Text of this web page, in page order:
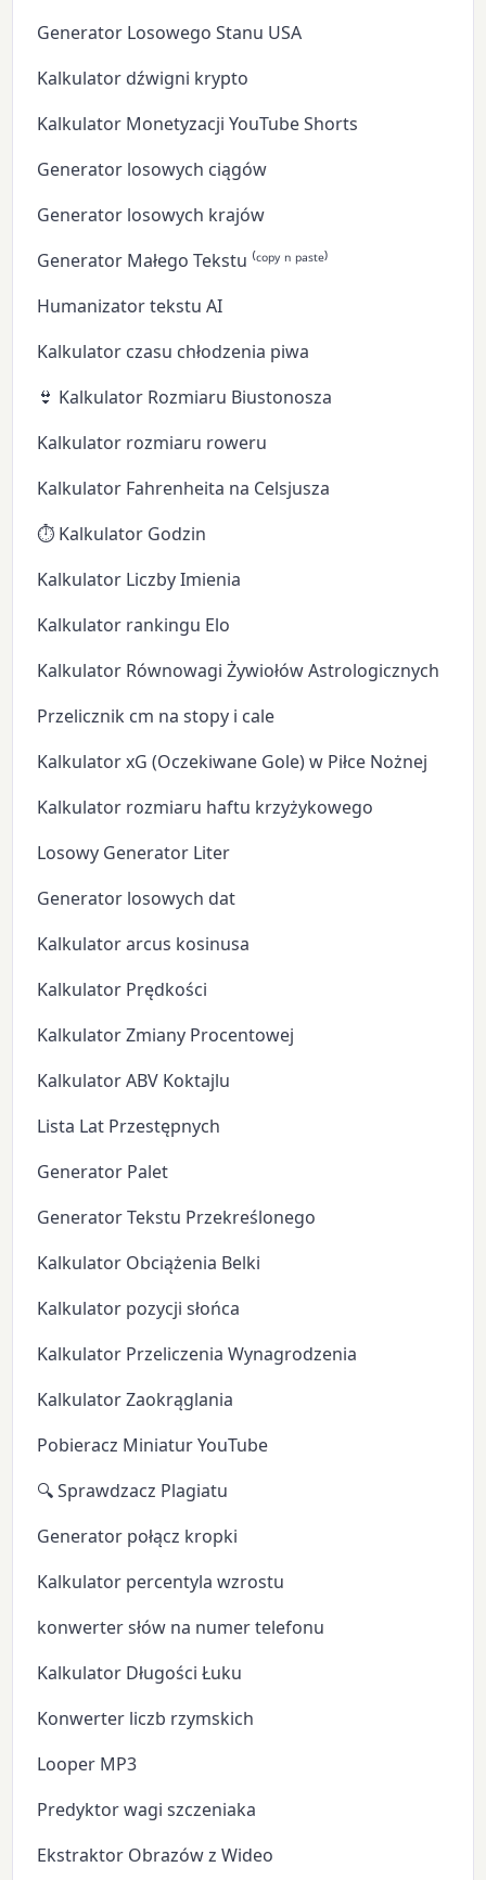
Generator Losowego Stanu USA
Kalkulator dźwigni krypto
Kalkulator Monetyzacji YouTube Shorts
Generator losowych ciągów
Generator losowych krajów
Generator Małego Tekstu ⁽ᶜᵒᵖʸ ⁿ ᵖᵃˢᵗᵉ⁾
Humanizator tekstu AI
Kalkulator czasu chłodzenia piwa
👙 Kalkulator Rozmiaru Biustonosza
Kalkulator rozmiaru roweru
Kalkulator Fahrenheita na Celsjusza
⏱️ Kalkulator Godzin
Kalkulator Liczby Imienia
Kalkulator rankingu Elo
Kalkulator Równowagi Żywiołów Astrologicznych
Przelicznik cm na stopy i cale
Kalkulator xG (Oczekiwane Gole) w Piłce Nożnej
Kalkulator rozmiaru haftu krzyżykowego
Losowy Generator Liter
Generator losowych dat
Kalkulator arcus kosinusa
Kalkulator Prędkości
Kalkulator Zmiany Procentowej
Kalkulator ABV Koktajlu
Lista Lat Przestępnych
Generator Palet
Generator Tekstu Przekreślonego
Kalkulator Obciążenia Belki
Kalkulator pozycji słońca
Kalkulator Przeliczenia Wynagrodzenia
Kalkulator Zaokrąglania
Pobieracz Miniatur YouTube
🔍 Sprawdzacz Plagiatu
Generator połącz kropki
Kalkulator percentyla wzrostu
konwerter słów na numer telefonu
Kalkulator Długości Łuku
Konwerter liczb rzymskich
Looper MP3
Predyktor wagi szczeniaka
Ekstraktor Obrazów z Wideo